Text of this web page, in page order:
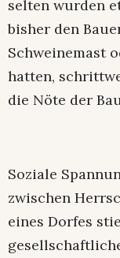
selten wurden
bisher den
Schweinemast
hatten,
die Nöte der
Soziale
zwischen
eines Dorfes